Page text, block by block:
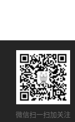
微信扫一扫加关注